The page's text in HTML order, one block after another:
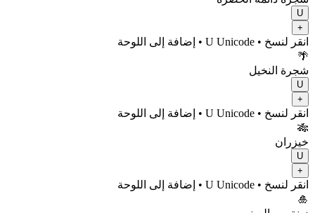
U
+
انقر لنسخ • U
Unicode
• إضافة إلى اللوحة
🌴
شجرة النخيل
U
+
انقر لنسخ • U
Unicode
• إضافة إلى اللوحة
🎋
خيزران
U
+
انقر لنسخ • U
Unicode
• إضافة إلى اللوحة
🎍